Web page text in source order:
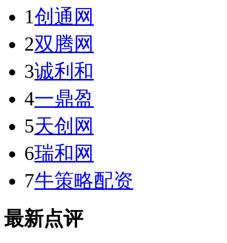
1创通网
2双腾网
3诚利和
4一鼎盈
5天创网
6瑞和网
7牛策略配资
最新点评